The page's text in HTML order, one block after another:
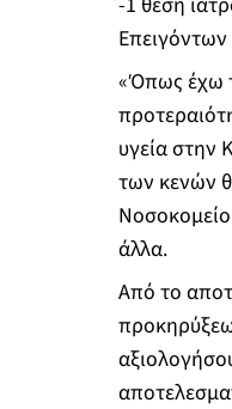
«Όπως έχω
υγεία στην
των κενών
άλλα.
Από το